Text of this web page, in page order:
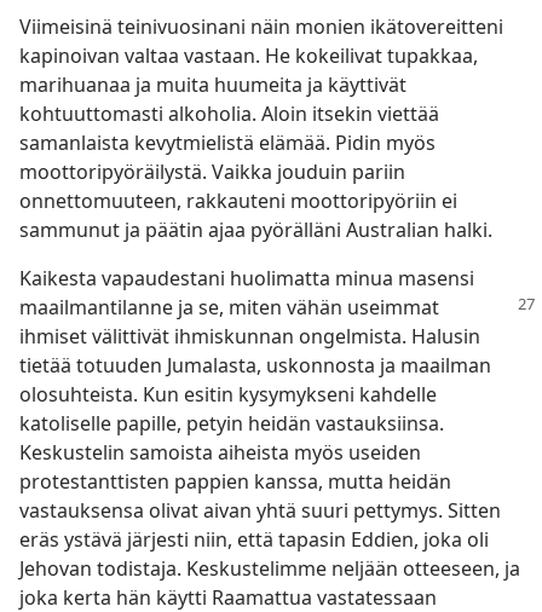
Viimeisinä teinivuosinani näin monien ikätovereitteni
kapinoivan valtaa vastaan. He kokeilivat tupakkaa,
marihuanaa ja muita huumeita ja käyttivät
kohtuuttomasti alkoholia. Aloin itsekin viettää
samanlaista kevytmielistä elämää. Pidin myös
moottoripyöräilystä. Vaikka jouduin pariin
onnettomuuteen, rakkauteni moottoripyöriin ei
sammunut ja päätin ajaa pyörälläni Australian halki.
Kaikesta vapaudestani huolimatta minua masensi
maailmantilanne ja se, miten vähän useimmat
ihmiset välittivät ihmiskunnan ongelmista. Halusin
tietää totuuden Jumalasta, uskonnosta ja maailman
olosuhteista. Kun esitin kysymykseni kahdelle
katoliselle papille, petyin heidän vastauksiinsa.
Keskustelin samoista aiheista myös useiden
protestanttisten pappien kanssa, mutta heidän
vastauksensa olivat aivan yhtä suuri pettymys. Sitten
eräs ystävä järjesti niin, että tapasin Eddien, joka oli
Jehovan todistaja. Keskustelimme neljään otteeseen, ja
joka kerta hän käytti Raamattua vastatessaan